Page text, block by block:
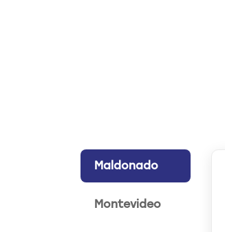
Maldonado
Montevideo